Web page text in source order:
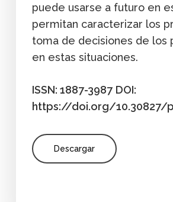
puede usarse a futuro en
permitan caracterizar los
toma de decisiones de los
en estas situaciones.
ISSN: 1887-3987 DOI:
https://doi.org/10.30827/
Descargar